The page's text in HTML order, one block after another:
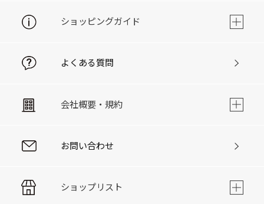
ショッピングガイド
よくある質問
会社概要・規約
お問い合わせ
ショップリスト